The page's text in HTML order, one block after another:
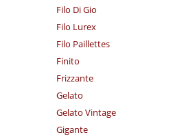
Filo Di Gio
Filo Lurex
Filo Paillettes
Finito
Frizzante
Gelato
Gelato Vintage
Gigante